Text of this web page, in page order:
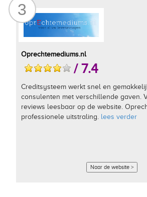
3
Oprechtemediums.nl
/ 7.4
Creditsysteem werkt snel en
consulenten met verschillende gaven.
reviews leesbaar op de website.
professionele uitstraling. lees verder
Naar de website >